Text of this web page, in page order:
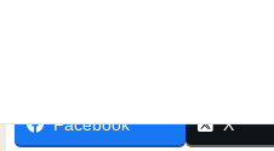
Facebook X